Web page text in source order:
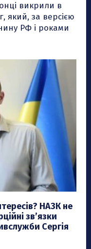
викрили в
який, за версією
РФ і роками
НАЗК не
зв’язки
Сергія